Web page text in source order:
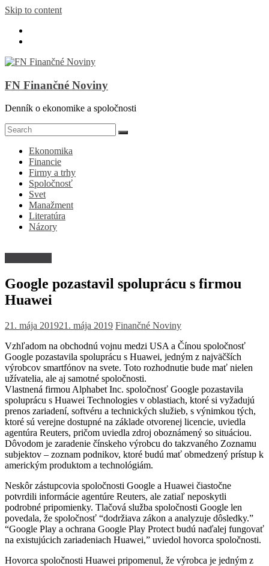
Skip to content
FN Finančné Noviny
Denník o ekonomike a spoločnosti
Ekonomika
Financie
Firmy a trhy
Spoločnosť
Svet
Manažment
Literatúra
Názory
Google pozastavil spoluprácu s firmou
Huawei
21. mája 201921. mája 2019 Finančné Noviny
Vzhľadom na obchodnú vojnu medzi USA a Čínou spoločnosť
Google pozastavila spoluprácu s Huawei, jedným z najväčších
výrobcov smartfónov na svete. Toto rozhodnutie bude mať nielen
užívatelia, ale aj samotné spoločnosti.
Vlastnená firmou Alphabet Inc. spoločnosť Google pozastavila
spoluprácu s Huawei Technologies v oblastiach, ktoré si vyžadujú
prenos zariadení, softvéru a technických služieb, s výnimkou tých,
ktoré sú verejne dostupné na základe otvorenej licencie, uviedla
agentúra Reuters, pričom uviedla zdroj oboznámený so situáciou.
Dôvodom je zaradenie čínskeho výrobcu do takzvaného Zoznamu
subjektov – zoznam podnikov, ktoré budú mať obmedzený prístup k
americkým produktom a technológiám.
Neskôr zástupcovia spoločnosti Google a Huawei čiastočne
potvrdili informácie agentúre Reuters, ale zatiaľ neposkytli
podrobné pripomienky. Tlačová služba spoločnosti Google len
povedala, že spoločnosť “dodržiava zákon a analyzuje dôsledky.”
“Google Play a ochrana Google Play Protect budú naďalej fungovať
na existujúcich zariadeniach Huawei,” uviedol hovorca spoločnosti.
Hovorca spoločnosti Huawei pripomenul, že výrobca je jedným z